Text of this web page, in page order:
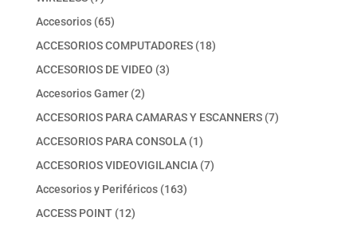
productos
Accesorios 6565
productos
ACCESORIOS COMPUTADORES 1818
ACCESORIOS DE VIDEO 33
Accesorios Gamer 22
productos
ACCESORIOS PARA CAMARAS Y ESCANNERS 77
ACCESORIOS PARA CONSOLA 11
producto
ACCESORIOS VIDEOVIGILANCIA 77
Accesorios y Periféricos 163163
ACCESS POINT 1212